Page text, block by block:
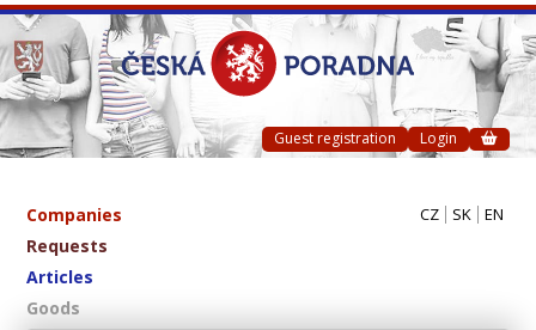
Guest registration Login
Companies
Requests
Articles
Goods
CZ SK EN